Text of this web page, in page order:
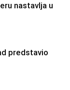
nastavlja u
predstavio